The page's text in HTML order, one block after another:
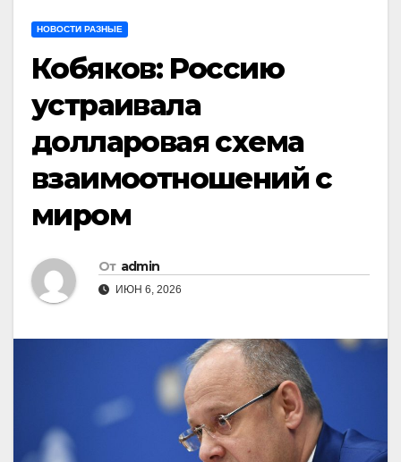
НОВОСТИ РАЗНЫЕ
Кобяков: Россию
устраивала
долларовая схема
взаимоотношений с
миром
От admin
ИЮН 6, 2026